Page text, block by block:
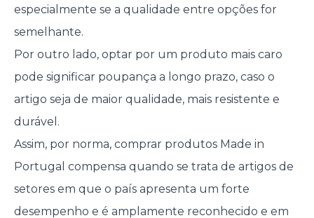
especialmente se a qualidade entre opções for
semelhante.
Por outro lado, optar por um produto mais caro
pode significar poupança a longo prazo, caso o
artigo seja de maior qualidade, mais resistente e
durável.
Assim, por norma, comprar produtos Made in
Portugal compensa quando se trata de artigos de
setores em que o país apresenta um forte
desempenho e é amplamente reconhecido e em